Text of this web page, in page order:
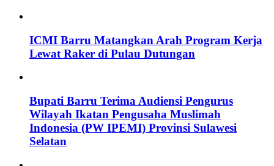
ICMI Barru Matangkan Arah Program Kerja
Lewat Raker di Pulau Dutungan
Bupati Barru Terima Audiensi Pengurus
Wilayah Ikatan Pengusaha Muslimah
Indonesia (PW IPEMI) Provinsi Sulawesi
Selatan